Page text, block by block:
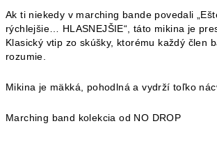
Ak ti niekedy v marching bande povedali
rýchlejšie… HLASNEJŠIE“, táto mikina je
Klasický vtip zo skúšky, ktorému každý člen
rozumie.
Mikina je mäkká, pohodlná a vydrží toľko
Marching band kolekcia od NO DROP